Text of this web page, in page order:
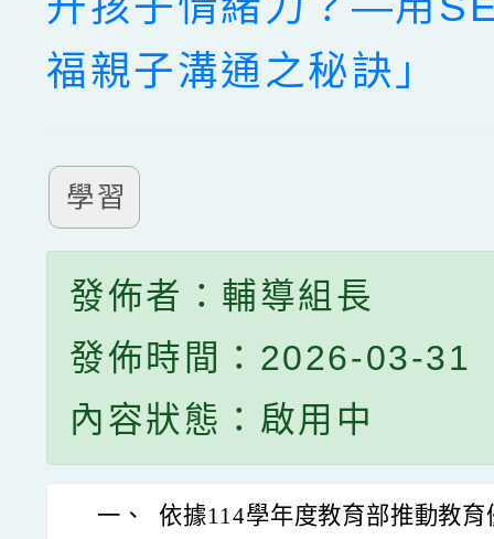
福親子溝通之秘訣」
學習
發佈者：輔導組長
發佈時間：2026-03-31
內容狀態：啟用中
一、
依據114學年度教育部推動教